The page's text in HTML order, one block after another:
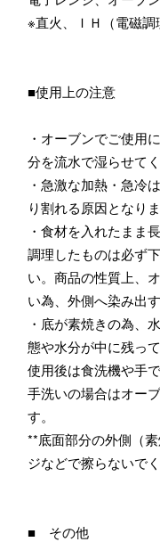
※直火、ＩＨ（電磁調
■使用上の注意
・オーブンでご使用
分を流水で湿らせてく
・急激な加熱・急冷
り割れる原因となりま
・食材を入れたまま
調理したものは必ず
い。商品の性質上、
い為、外側へ染み出
・底が素焼きの為、
態や水分が中に残っ
使用後は食洗機や手
手洗いの場合はオー
す。
**底面部分の外側（
ジなどで擦らないでく
■ その他